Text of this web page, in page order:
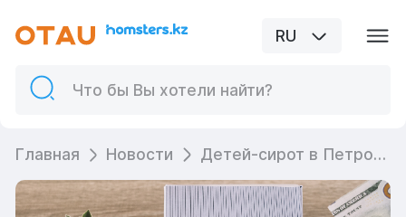
RU
Главная Новости Детей-сирот в Петропавловске незаконно сняли с очереди на жильё